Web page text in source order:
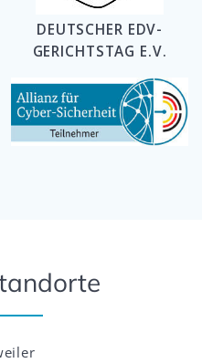
DEUTSCHER EDV-
GERICHTSTAG E.V.